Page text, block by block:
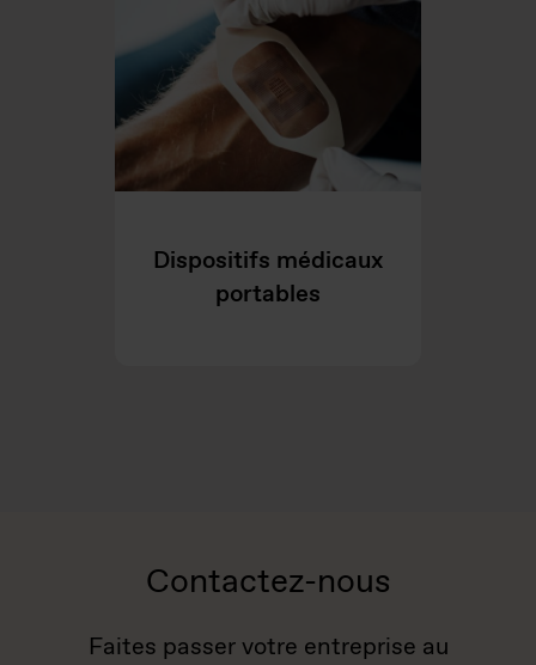
Dispositifs médicaux
portables
Contactez-nous
Faites passer votre entreprise au